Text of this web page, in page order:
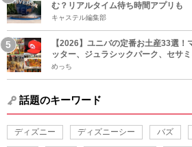
む？リアルタイム待ち時間アプリも
キャステル編集部
【2026】ユニバの定番お土産33選
ッター、ジュラシックパーク、セサ
めっち
話題のキーワード
ディズニー ディズニーシー バズ